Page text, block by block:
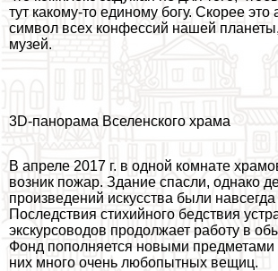
тут какому-то единому богу. Скорее это
символ всех конфессий нашей
музей.
3D-панорама Вселенского храма
В апреле 2017 г. в одной комнате
возник пожар. Здание спасли, однако
произведений искусства были
Последствия стихийного бедствия
экскурсоводов продолжает работу в
Фонд пополняется новыми
них много очень любопытных вещиц.